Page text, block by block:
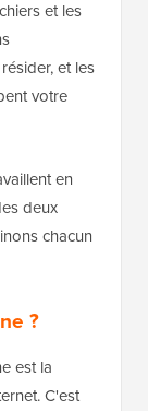
et les
et les
votre
en
deux
chacun
?
est la
C'est